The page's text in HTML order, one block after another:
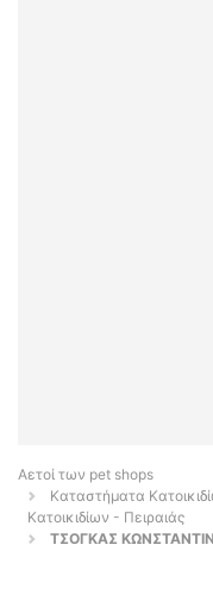
Αετοί των pet shops
Καταστήματα
Κατοικιδίων - Πειραιάς
ΤΣΟΓΚΑΣ